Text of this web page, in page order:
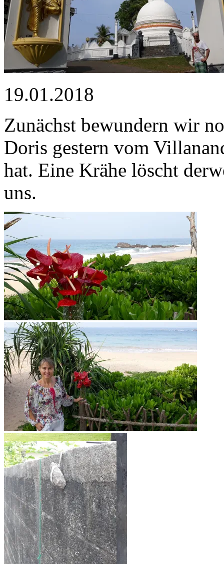
19.01.2018
Zunächst bewundern wir
Doris gestern vom
hat. Eine Krähe löscht
uns.